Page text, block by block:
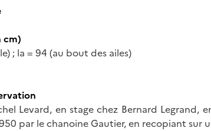
cm)
; la = 94 (au bout des ailes)
Levard, en stage chez Bernard Legrand,
par le chanoine Gautier, en recopiant sur